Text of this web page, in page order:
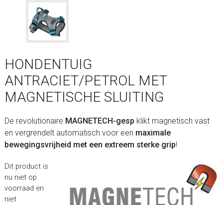
HONDENTUIG
ANTRACIET/PETROL MET
MAGNETISCHE SLUITING
De revolutionaire MAGNETECH-gesp klikt magnetisch vast
en vergrendelt automatisch voor een maximale
bewegingsvrijheid met een extreem sterke grip!
Dit product is
nu niet op
voorraad en
niet